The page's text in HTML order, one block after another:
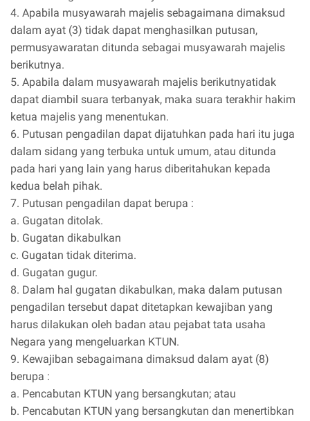
4. Apabila musyawarah majelis sebagaimana dimaksud
dalam ayat (3) tidak dapat menghasilkan putusan,
permusyawaratan ditunda sebagai musyawarah majelis
berikutnya.
5. Apabila dalam musyawarah majelis berikutnyatidak
dapat diambil suara terbanyak, maka suara terakhir hakim
ketua majelis yang menentukan.
6. Putusan pengadilan dapat dijatuhkan pada hari itu juga
dalam sidang yang terbuka untuk umum, atau ditunda
pada hari yang lain yang harus diberitahukan kepada
kedua belah pihak.
7. Putusan pengadilan dapat berupa :
a. Gugatan ditolak.
b. Gugatan dikabulkan
c. Gugatan tidak diterima.
d. Gugatan gugur.
8. Dalam hal gugatan dikabulkan, maka dalam putusan
pengadilan tersebut dapat ditetapkan kewajiban yang
harus dilakukan oleh badan atau pejabat tata usaha
Negara yang mengeluarkan KTUN.
9. Kewajiban sebagaimana dimaksud dalam ayat (8)
berupa :
a. Pencabutan KTUN yang bersangkutan; atau
b. Pencabutan KTUN yang bersangkutan dan menertibkan